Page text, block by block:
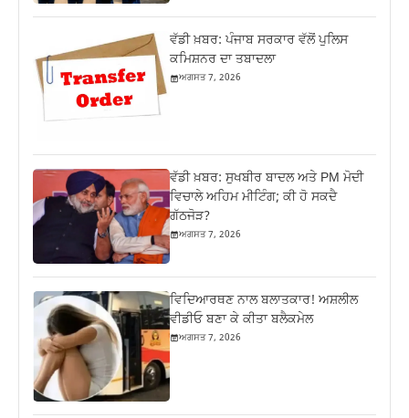
ਵੱਡੀ ਖ਼ਬਰ: ਪੰਜਾਬ ਸਰਕਾਰ ਵੱਲੋਂ ਪੁਲਿਸ
ਕਮਿਸ਼ਨਰ ਦਾ ਤਬਾਦਲਾ
ਅਗਸਤ 7, 2026
ਵੱਡੀ ਖ਼ਬਰ: ਸੁਖਬੀਰ ਬਾਦਲ ਅਤੇ PM ਮੋਦੀ
ਵਿਚਾਲੇ ਅਹਿਮ ਮੀਟਿੰਗ; ਕੀ ਹੋ ਸਕਦੈ
ਗੱਠਜੋੜ?
ਅਗਸਤ 7, 2026
ਵਿਦਿਆਰਥਣ ਨਾਲ ਬਲਾਤਕਾਰ! ਅਸ਼ਲੀਲ
ਵੀਡੀਓ ਬਣਾ ਕੇ ਕੀਤਾ ਬਲੈਕਮੇਲ
ਅਗਸਤ 7, 2026